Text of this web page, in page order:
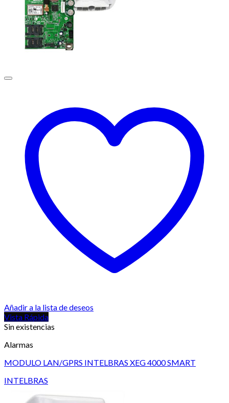
Añadir a la lista de deseos
Vista Rápida
Sin existencias
Alarmas
MODULO LAN/GPRS INTELBRAS XEG 4000 SMART
INTELBRAS